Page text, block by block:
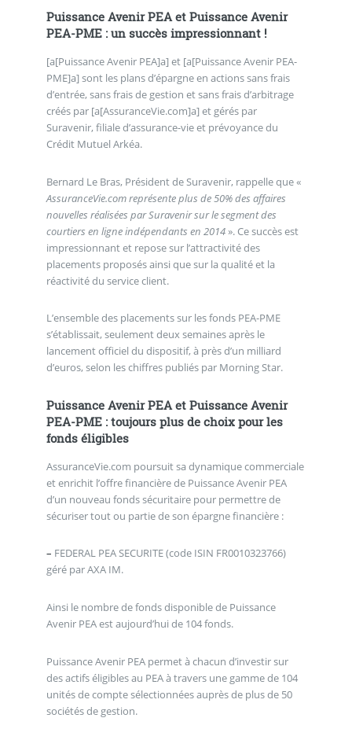
Puissance Avenir PEA et Puissance Avenir
PEA-PME : un succès impressionnant !
[a[Puissance Avenir PEA]a] et [a[Puissance Avenir PEA-
PME]a] sont les plans d’épargne en actions sans frais
d’entrée, sans frais de gestion et sans frais d’arbitrage
créés par [a[AssuranceVie.com]a] et gérés par
Suravenir, filiale d’assurance-vie et prévoyance du
Crédit Mutuel Arkéa.
Bernard Le Bras, Président de Suravenir, rappelle que «
AssuranceVie.com représente plus de 50% des affaires
nouvelles réalisées par Suravenir sur le segment des
courtiers en ligne indépendants en 2014». Ce succès est
impressionnant et repose sur l’attractivité des
placements proposés ainsi que sur la qualité et la
réactivité du service client.
L’ensemble des placements sur les fonds PEA-PME
s’établissait, seulement deux semaines après le
lancement officiel du dispositif, à près d’un milliard
d’euros, selon les chiffres publiés par Morning Star.
Puissance Avenir PEA et Puissance Avenir
PEA-PME : toujours plus de choix pour les
fonds éligibles
AssuranceVie.com poursuit sa dynamique commerciale
et enrichit l’offre financière de Puissance Avenir PEA
d’un nouveau fonds sécuritaire pour permettre de
sécuriser tout ou partie de son épargne financière :
– FEDERAL PEA SECURITE (code ISIN FR0010323766)
géré par AXA IM.
Ainsi le nombre de fonds disponible de Puissance
Avenir PEA est aujourd’hui de 104 fonds.
Puissance Avenir PEA permet à chacun d’investir sur
des actifs éligibles au PEA à travers une gamme de 104
unités de compte sélectionnées auprès de plus de 50
sociétés de gestion.